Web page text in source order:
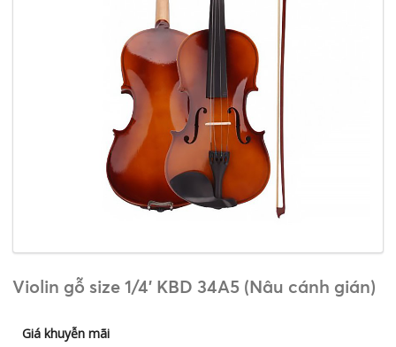
Violin gỗ size 1/4' KBD 34A5 (Nâu cánh gián)
Giá khuyễn mãi